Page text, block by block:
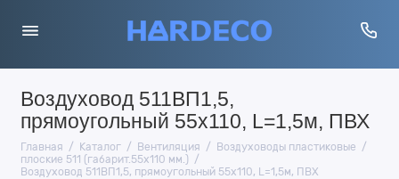
Воздуховод 511ВП1,5,
прямоугольный 55х110, L=1,5м, ПВХ
Главная Каталог Вентиляция
Воздуховоды пластиковые
плоские 511 (габарит.55х110 мм.)
Воздуховод 511ВП1,5, прямоугольный 55х110, L=1,5м, ПВХ